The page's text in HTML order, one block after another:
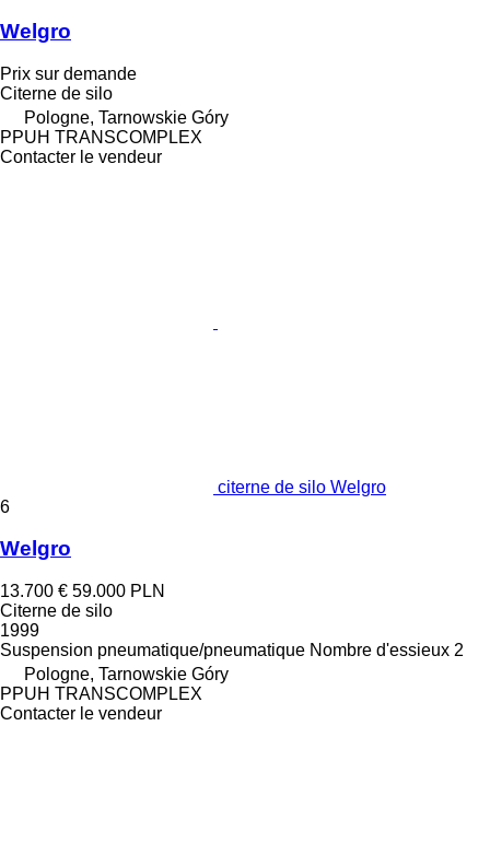
Welgro
Prix sur demande
Citerne de silo
Pologne, Tarnowskie Góry
PPUH TRANSCOMPLEX
Contacter le vendeur
citerne de silo Welgro
6
Welgro
13.700 € 59.000 PLN
Citerne de silo
1999
Suspension pneumatique/pneumatique Nombre d'essieux 2
Pologne, Tarnowskie Góry
PPUH TRANSCOMPLEX
Contacter le vendeur